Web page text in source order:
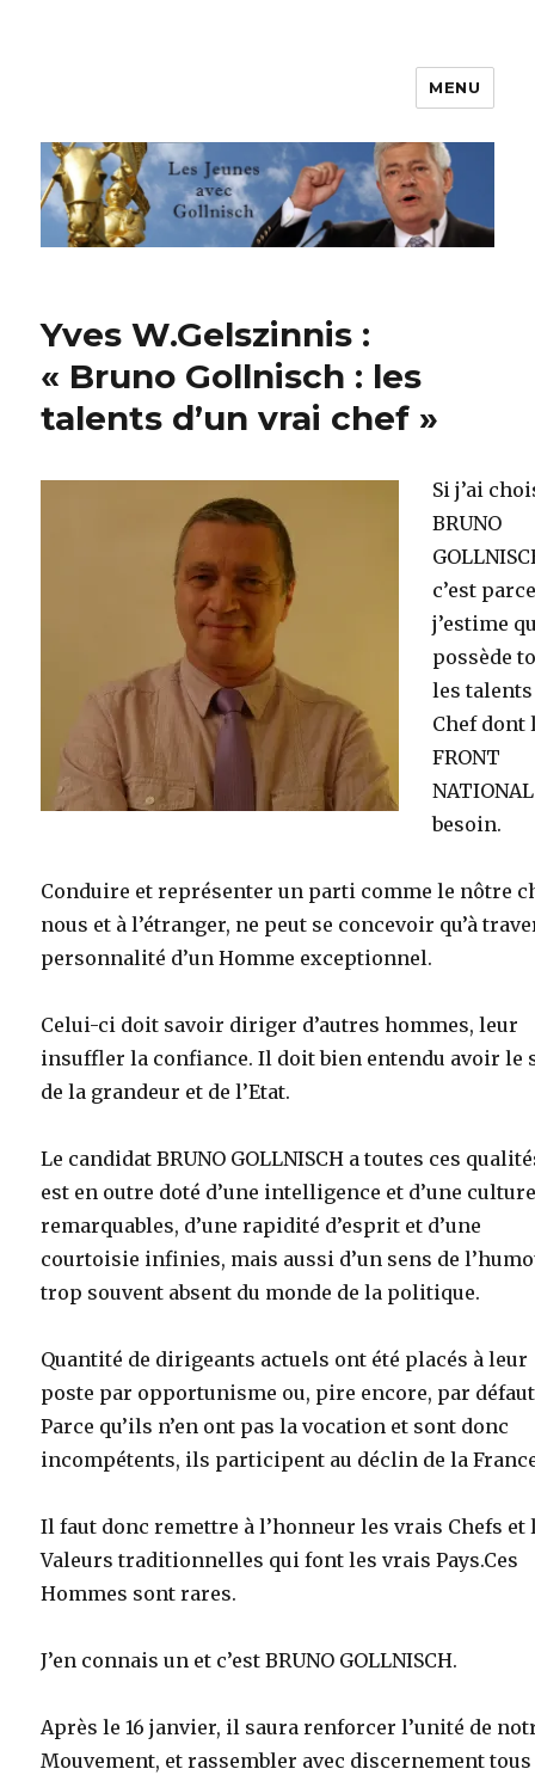
Les jeunes avec Gollnisch
MENU
Yves W.Gelszinnis :
« Bruno Gollnisch : les
talents d’un vrai chef »
Si j’ai
BRUNO
c’est
j’estime
possède
les
Chef dont
FRONT
besoin.
Conduire et représenter un parti comme le nôtre
nous et à l’étranger, ne peut se concevoir qu’à
personnalité d’un Homme exceptionnel.
Celui-ci doit savoir diriger d’autres hommes, leur
insuffler la confiance. Il doit bien entendu avoir le
de la grandeur et de l’Etat.
Le candidat BRUNO GOLLNISCH a toutes ces
est en outre doté d’une intelligence et d’une
remarquables, d’une rapidité d’esprit et d’une
courtoisie infinies, mais aussi d’un sens de
trop souvent absent du monde de la politique.
Quantité de dirigeants actuels ont été placés à leur
poste par opportunisme ou, pire encore, par
Parce qu’ils n’en ont pas la vocation et sont donc
incompétents, ils participent au déclin de la
Il faut donc remettre à l’honneur les vrais Chefs et
Valeurs traditionnelles qui font les vrais Pays.Ces
Hommes sont rares.
J’en connais un et c’est BRUNO GOLLNISCH.
Après le 16 janvier, il saura renforcer l’unité de
Mouvement, et rassembler avec discernement